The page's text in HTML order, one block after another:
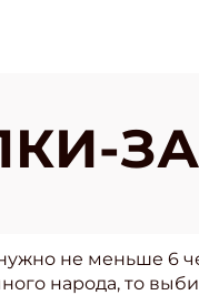
не меньше 6
народа, то